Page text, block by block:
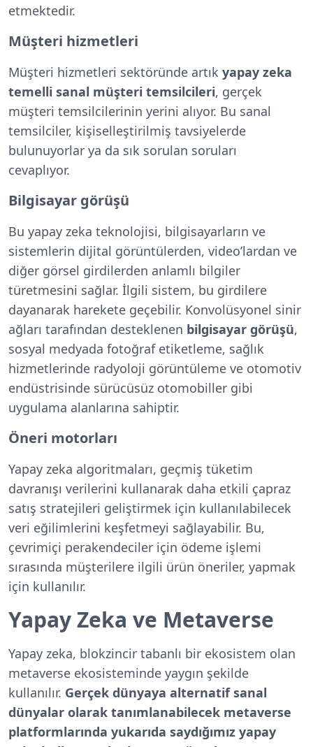
etmektedir.
Müşteri hizmetleri
Müşteri hizmetleri sektöründe artık yapay zeka
temelli sanal müşteri temsilcileri, gerçek
müşteri temsilcilerinin yerini alıyor. Bu sanal
temsilciler, kişiselleştirilmiş tavsiyelerde
bulunuyorlar ya da sık sorulan soruları
cevaplıyor.
Bilgisayar görüşü
Bu yapay zeka teknolojisi, bilgisayarların ve
sistemlerin dijital görüntülerden, video’lardan ve
diğer görsel girdilerden anlamlı bilgiler
türetmesini sağlar. İlgili sistem, bu girdilere
dayanarak harekete geçebilir. Konvolüsyonel sinir
ağları tarafından desteklenen bilgisayar görüşü,
sosyal medyada fotoğraf etiketleme, sağlık
hizmetlerinde radyoloji görüntüleme ve otomotiv
endüstrisinde sürücüsüz otomobiller gibi
uygulama alanlarına sahiptir.
Öneri motorları
Yapay zeka algoritmaları, geçmiş tüketim
davranışı verilerini kullanarak daha etkili çapraz
satış stratejileri geliştirmek için kullanılabilecek
veri eğilimlerini keşfetmeyi sağlayabilir. Bu,
çevrimiçi perakendeciler için ödeme işlemi
sırasında müşterilere ilgili ürün öneriler, yapmak
için kullanılır.
Yapay Zeka ve Metaverse
Yapay zeka, blokzincir tabanlı bir ekosistem olan
metaverse ekosisteminde yaygın şekilde
kullanılır. Gerçek dünyaya alternatif sanal
dünyalar olarak tanımlanabilecek metaverse
platformlarında yukarıda saydığımız yapay